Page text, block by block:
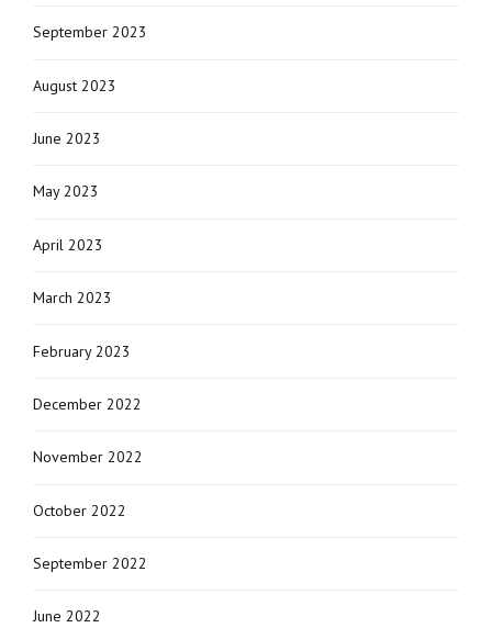
September 2023
August 2023
June 2023
May 2023
April 2023
March 2023
February 2023
December 2022
November 2022
October 2022
September 2022
June 2022